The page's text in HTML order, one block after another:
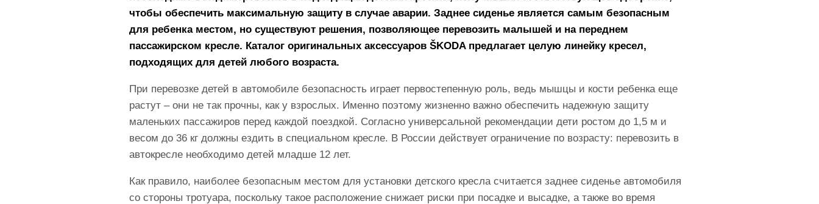
чтобы обеспечить максимальную защиту в случае аварии. Заднее сиденье является самым безопасным
для ребенка местом, но существуют решения, позволяющее перевозить малышей и на переднем
пассажирском кресле. Каталог оригинальных аксессуаров ŠKODA предлагает целую линейку кресел,
подходящих для детей любого возраста.
При перевозке детей в автомобиле безопасность играет первостепенную роль, ведь мышцы и кости ребенка еще
растут – они не так прочны, как у взрослых. Именно поэтому жизненно важно обеспечить надежную защиту
маленьких пассажиров перед каждой поездкой. Согласно универсальной рекомендации дети ростом до 1,5 м и
весом до 36 кг должны ездить в специальном кресле. В России действует ограничение по возрасту: перевозить в
автокресле необходимо детей младше 12 лет.
Как правило, наиболее безопасным местом для установки детского кресла считается заднее сиденье автомобиля
со стороны тротуара, поскольку такое расположение снижает риски при посадке и высадке, а также во время